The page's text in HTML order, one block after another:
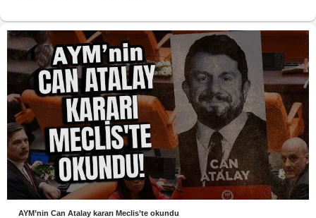
AYM’nin Can Atalay kararı Meclis’te okundu